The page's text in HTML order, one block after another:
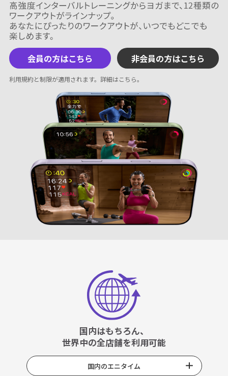
会員の方はこちら 非会員の方はこちら
利用規約と制限が適用されます。 詳細はこちら。
国内はもちろん、
世界中の全店舗を利用可能
国内のエニタイム